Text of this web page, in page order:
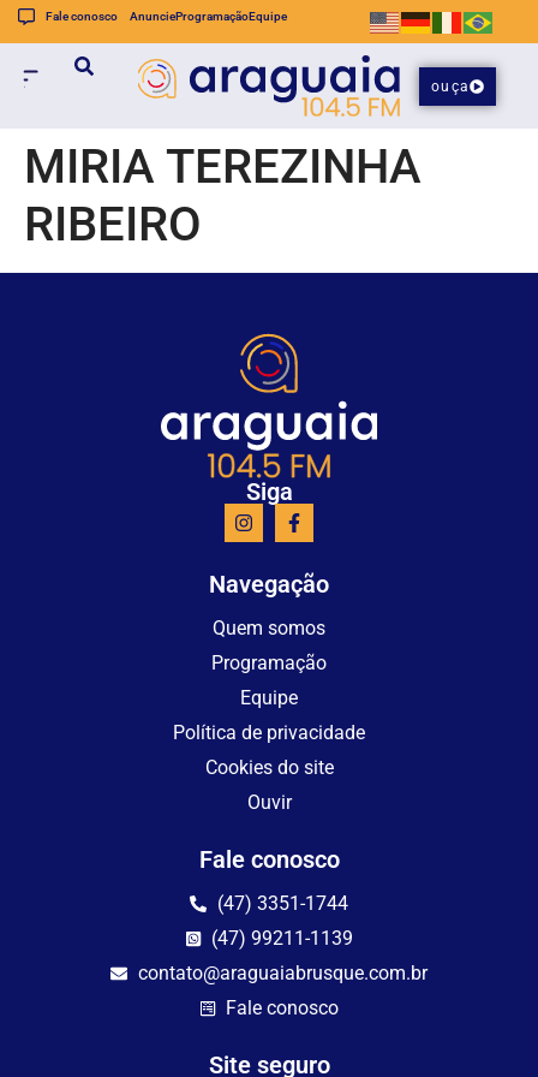
Fale conosco AnuncieProgramaçãoEquipe
ouça
MIRIA TEREZINHA
RIBEIRO
Siga
Navegação
Quem somos
Programação
Equipe
Política de privacidade
Cookies do site
Ouvir
Fale conosco
(47) 3351-1744
(47) 99211-1139
contato@araguaiabrusque.com.br
Fale conosco
Site seguro